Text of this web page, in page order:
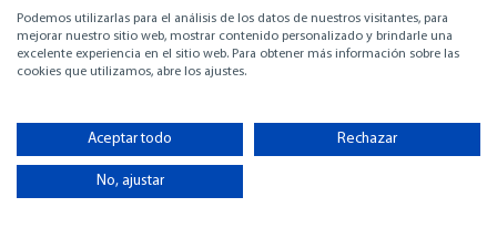
Podemos utilizarlas para el análisis de los datos de nuestros visitantes, para
mejorar nuestro sitio web, mostrar contenido personalizado y brindarle una
excelente experiencia en el sitio web. Para obtener más información sobre las
cookies que utilizamos, abre los ajustes.
Aceptar todo Rechazar
No, ajustar